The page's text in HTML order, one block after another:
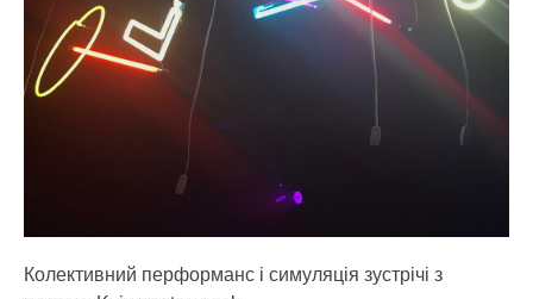
Колективний перформанс і симуляція зустрічі з